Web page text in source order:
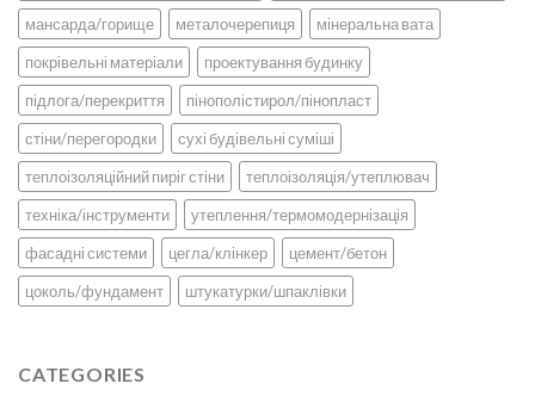
мансарда/горище
металочерепиця
мінеральна вата
покрівельні матеріали
проектування будинку
підлога/перекриття
пінополістирол/пінопласт
стіни/перегородки
сухі будівельні суміші
теплоізоляційний пиріг стіни
теплоізоляція/утеплювач
техніка/інструменти
утеплення/термомодернізація
фасадні системи
цегла/клінкер
цемент/бетон
цоколь/фундамент
штукатурки/шпаклівки
CATEGORIES